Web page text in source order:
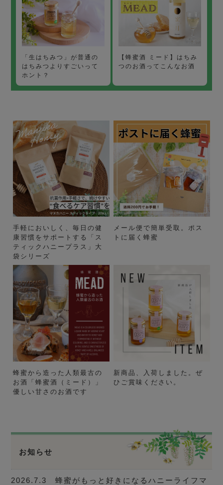
「生はちみつ」が普通の
はちみつよりすごいって
ホント？
【蜂蜜酒 ミード】はちみ
つのお酒ってこんなお酒
手軽においしく、毎日の健
康習慣をサポートする「ス
ティックハニープラス」大
袋シリーズ
メール便で簡単受取。ポス
トに届く蜂蜜
蜂蜜から造った人類最古の
お酒「蜂蜜酒（ミード）」
優しい甘さのお酒です
新商品、入荷しました。ぜ
ひご賞味ください。
お知らせ
2026.7.3 蜂蜜がもっと好きになるハニーライフマ